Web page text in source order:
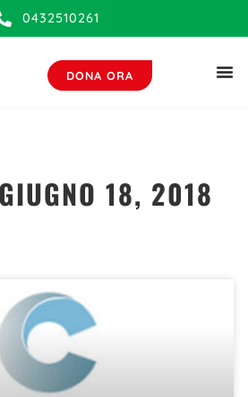
0432510261
DONA ORA
18, 2018